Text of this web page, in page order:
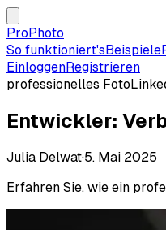
ProPhoto
So funktioniert'sBeispiele
EinloggenRegistrieren
professionelles Foto
Entwickler:
Julia Delwat·5. Mai 2025
Erfahren Sie, wie ein